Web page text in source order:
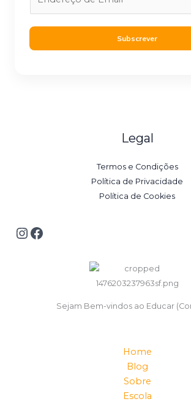
l
Subscrever
Legal
Termos e Condições
Política de Privacidade
Política de Cookies
Sejam Bem-vindos ao Educar
Home
Blog
Sobre
Escola